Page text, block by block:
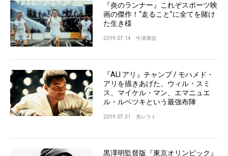
『炎のランナー』これぞスポーツ映
画の傑作！“走ること”に全てを賭け
た生き様
2019.07.14 牛津厚信
『ALI アリ』チャンプ / モハメド・
アリを描きあげた、ウィル・スミ
ス、マイケル・マン、エマニュエ
ル・ルベツキという最強布陣
2019.07.31 杏レラト
黒澤明監督版『東京オリンピック』